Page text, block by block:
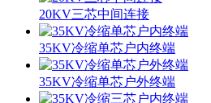
20KV三芯中间连接
35KV冷缩单芯户内终端
35KV冷缩单芯户外终端